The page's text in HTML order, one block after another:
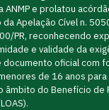
ANMP e prolatou
Apelação Cível n.
PR, reconhecendo
e validade da
oficial com
de 16 anos
âmbito do Benefício de